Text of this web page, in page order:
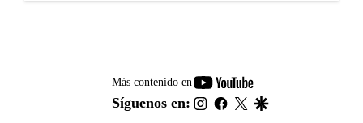
Más contenido en
youtube-
footer
Síguenos en: instagram
facebook
twitter